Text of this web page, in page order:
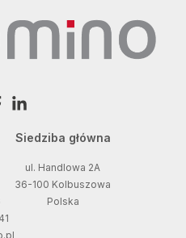
Siedziba główna
ul. Handlowa 2A
36-100 Kolbuszowa
Polska